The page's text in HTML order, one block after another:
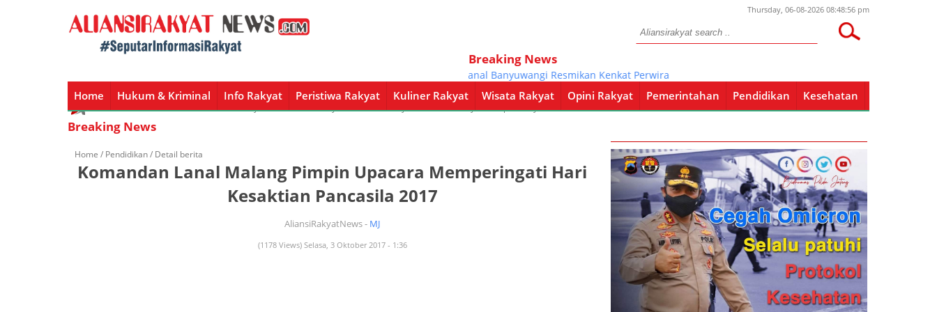
Thursday, 06-08-2026 08:48:56 pm
Breaking News
Danlanal Banyuwangi Resmikan Kenkat Perwira, Bintara Dan Tamtama Lanal Banyuwangi Tahun 2017
Home Hukum & Kriminal Info Rakyat Peristiwa Rakyat Kuliner Rakyat Wisata Rakyat Opini Rakyat Pemerintahan Pendidikan Kesehatan
Home Hukum & Kriminal Info Rakyat Peristiwa Rakyat Kuliner Rakyat Wisata Rakyat Opini Rakyat Pemerintahan Pendidikan Kesehatan
Breaking News
Home / Pendidikan/ Detail berita
Komandan Lanal Malang Pimpin Upacara Memperingati Hari
Kesaktian Pancasila 2017
AliansiRakyatNews - MJ
(1178 Views) Selasa, 3 Oktober 2017 - 1:36